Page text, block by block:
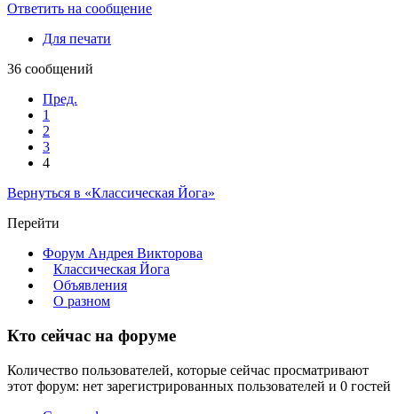
Ответить на сообщение
Для печати
36 сообщений
Пред.
1
2
3
4
Вернуться в «Классическая Йога»
Перейти
Форум Андрея Викторова
Классическая Йога
Объявления
О разном
Кто сейчас на форуме
Количество пользователей, которые сейчас просматривают
этот форум: нет зарегистрированных пользователей и 0 гостей